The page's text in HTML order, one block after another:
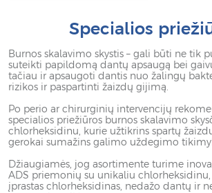
Specialios
Burnos skalavimo skystis – gali būti ne tik
suteikti papildomą dantų apsaugą bei
tačiau ir apsaugoti dantis nuo žalingų
rizikos ir paspartinti žaizdų gijimą.
Po perio ar chirurginių intervencijų
specialios priežiūros burnos skalavimo
chlorheksidinu, kurie užtikrins spartų
gerokai sumažins galimo uždegimo
Džiaugiamės, jog asortimente turime
ADS priemonių su unikaliu
įprastas chlorheksidinas, nedažo dantų ir